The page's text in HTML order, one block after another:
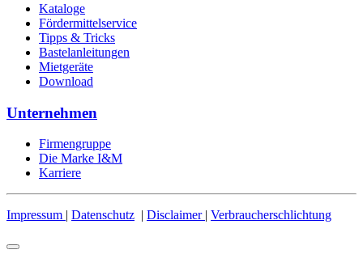
Kataloge
Fördermittelservice
Tipps & Tricks
Bastelanleitungen
Mietgeräte
Download
Unternehmen
Firmengruppe
Die Marke I&M
Karriere
Impressum | Datenschutz | Disclaimer | Verbraucherschlichtung